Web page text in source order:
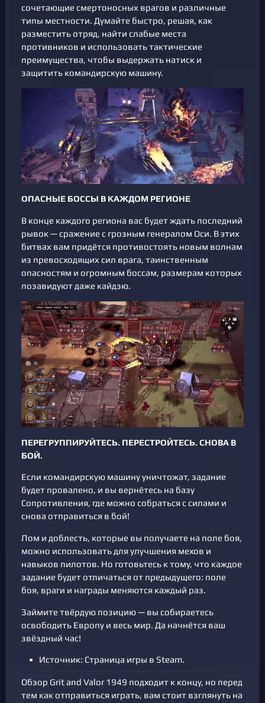
сочетающие смертоносных врагов и различные
типы местности. Думайте быстро, решая, как
разместить отряд, найти слабые места
противников и использовать тактические
преимущества, чтобы выдержать натиск и
защитить командирскую машину.
ОПАСНЫЕ БОССЫ В КАЖДОМ РЕГИОНЕ
В конце каждого региона вас будет ждать последний
рывок — сражение с грозным генералом Оси. В этих
битвах вам придётся противостоять новым волнам
из превосходящих сил врага, таинственным
опасностям и огромным боссам, размерам которых
позавидуют даже кайдзю.
ПЕРЕГРУППИРУЙТЕСЬ. ПЕРЕСТРОЙТЕСЬ. СНОВА В
БОЙ.
Если командирскую машину уничтожат, задание
будет провалено, и вы вернётесь на базу
Сопротивления, где можно собраться с силами и
снова отправиться в бой!
Лом и доблесть, которые вы получаете на поле боя,
можно использовать для улучшения мехов и
навыков пилотов. Но готовьтесь к тому, что каждое
задание будет отличаться от предыдущего: поле
боя, враги и награды меняются каждый раз.
Займите твёрдую позицию — вы собираетесь
освободить Европу и весь мир. Да начнётся ваш
звёздный час!
Источник: Страница игры в Steam.
Обзор Grit and Valor 1949 подходит к концу, но перед
тем как отправиться играть, вам стоит взглянуть на